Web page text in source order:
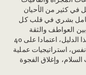
في كثير من الأحيان
عامل بشري في قلب كل
العواطف والثقة
الدليل، اعتمادا على 40
استراتيجيات عملية
وإغلاق الفجوة